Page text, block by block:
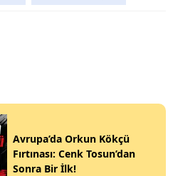
Avrupa’da Orkun Kökçü
Fırtınası: Cenk Tosun’dan
Sonra Bir İlk!